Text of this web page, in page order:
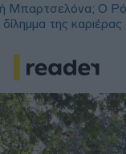
Μπαρτσελόνα; Ο
της καριέρας